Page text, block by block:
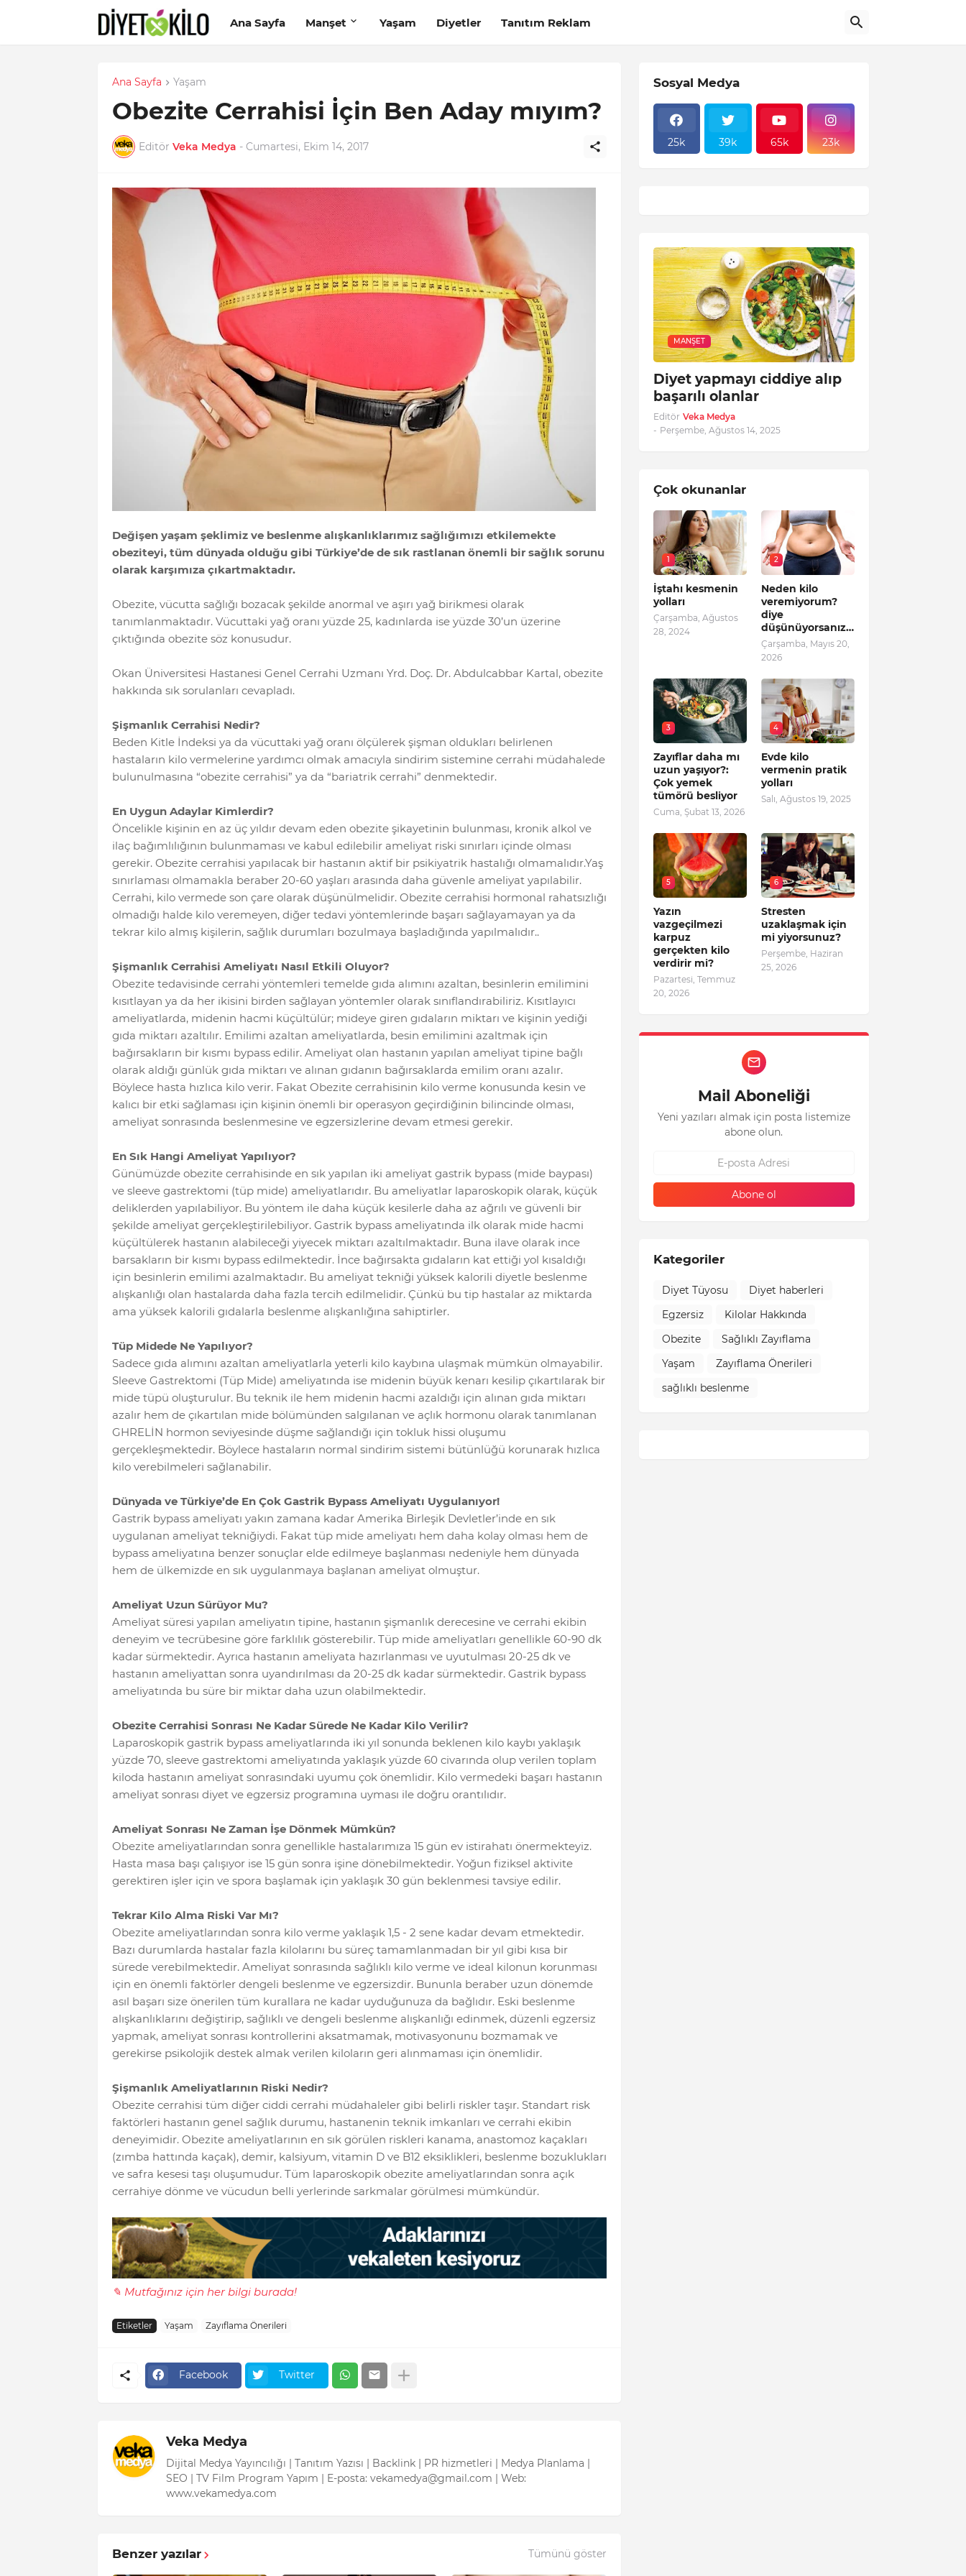
Ana Sayfa Manşet Yaşam Diyetler Tanıtım Reklam
Ana Sayfa Yaşam
Obezite Cerrahisi İçin Ben Aday mıyım?
Editör Veka Medya - Cumartesi, Ekim 14, 2017
Değişen yaşam şeklimiz ve beslenme alışkanlıklarımız sağlığımızı etkilemekte
obeziteyi, tüm dünyada olduğu gibi Türkiye’de de sık rastlanan önemli bir sağlık sorunu
olarak karşımıza çıkartmaktadır.
Obezite, vücutta sağlığı bozacak şekilde anormal ve aşırı yağ birikmesi olarak
tanımlanmaktadır. Vücuttaki yağ oranı yüzde 25, kadınlarda ise yüzde 30’un üzerine
çıktığında obezite söz konusudur.
Okan Üniversitesi Hastanesi Genel Cerrahi Uzmanı Yrd. Doç. Dr. Abdulcabbar Kartal, obezite
hakkında sık sorulanları cevapladı.
Şişmanlık Cerrahisi Nedir?
Beden Kitle İndeksi ya da vücuttaki yağ oranı ölçülerek şişman oldukları belirlenen
hastaların kilo vermelerine yardımcı olmak amacıyla sindirim sistemine cerrahi müdahalede
bulunulmasına “obezite cerrahisi” ya da “bariatrik cerrahi” denmektedir.
En Uygun Adaylar Kimlerdir?
Öncelikle kişinin en az üç yıldır devam eden obezite şikayetinin bulunması, kronik alkol ve
ilaç bağımlılığının bulunmaması ve kabul edilebilir ameliyat riski sınırları içinde olması
gerekir. Obezite cerrahisi yapılacak bir hastanın aktif bir psikiyatrik hastalığı olmamalıdır.Yaş
sınırlaması olmamakla beraber 20-60 yaşları arasında daha güvenle ameliyat yapılabilir.
Cerrahi, kilo vermede son çare olarak düşünülmelidir. Obezite cerrahisi hormonal rahatsızlığı
olmadığı halde kilo veremeyen, diğer tedavi yöntemlerinde başarı sağlayamayan ya da
tekrar kilo almış kişilerin, sağlık durumları bozulmaya başladığında yapılmalıdır..
Şişmanlık Cerrahisi Ameliyatı Nasıl Etkili Oluyor?
Obezite tedavisinde cerrahi yöntemleri temelde gıda alımını azaltan, besinlerin emilimini
kısıtlayan ya da her ikisini birden sağlayan yöntemler olarak sınıflandırabiliriz. Kısıtlayıcı
ameliyatlarda, midenin hacmi küçültülür; mideye giren gıdaların miktarı ve kişinin yediği
gıda miktarı azaltılır. Emilimi azaltan ameliyatlarda, besin emilimini azaltmak için
bağırsakların bir kısmı bypass edilir. Ameliyat olan hastanın yapılan ameliyat tipine bağlı
olarak aldığı günlük gıda miktarı ve alınan gıdanın bağırsaklarda emilim oranı azalır.
Böylece hasta hızlıca kilo verir. Fakat Obezite cerrahisinin kilo verme konusunda kesin ve
kalıcı bir etki sağlaması için kişinin önemli bir operasyon geçirdiğinin bilincinde olması,
ameliyat sonrasında beslenmesine ve egzersizlerine devam etmesi gerekir.
En Sık Hangi Ameliyat Yapılıyor?
Günümüzde obezite cerrahisinde en sık yapılan iki ameliyat gastrik bypass (mide baypası)
ve sleeve gastrektomi (tüp mide) ameliyatlarıdır. Bu ameliyatlar laparoskopik olarak, küçük
deliklerden yapılabiliyor. Bu yöntem ile daha küçük kesilerle daha az ağrılı ve güvenli bir
şekilde ameliyat gerçekleştirilebiliyor. Gastrik bypass ameliyatında ilk olarak mide hacmi
küçültülerek hastanın alabileceği yiyecek miktarı azaltılmaktadır. Buna ilave olarak ince
barsakların bir kısmı bypass edilmektedir. İnce bağırsakta gıdaların kat ettiği yol kısaldığı
için besinlerin emilimi azalmaktadır. Bu ameliyat tekniği yüksek kalorili diyetle beslenme
alışkanlığı olan hastalarda daha fazla tercih edilmelidir. Çünkü bu tip hastalar az miktarda
ama yüksek kalorili gıdalarla beslenme alışkanlığına sahiptirler.
Tüp Midede Ne Yapılıyor?
Sadece gıda alımını azaltan ameliyatlarla yeterli kilo kaybına ulaşmak mümkün olmayabilir.
Sleeve Gastrektomi (Tüp Mide) ameliyatında ise midenin büyük kenarı kesilip çıkartılarak bir
mide tüpü oluşturulur. Bu teknik ile hem midenin hacmi azaldığı için alınan gıda miktarı
azalır hem de çıkartılan mide bölümünden salgılanan ve açlık hormonu olarak tanımlanan
GHRELİN hormon seviyesinde düşme sağlandığı için tokluk hissi oluşumu
gerçekleşmektedir. Böylece hastaların normal sindirim sistemi bütünlüğü korunarak hızlıca
kilo verebilmeleri sağlanabilir.
Dünyada ve Türkiye’de En Çok Gastrik Bypass Ameliyatı Uygulanıyor!
Gastrik bypass ameliyatı yakın zamana kadar Amerika Birleşik Devletler’inde en sık
uygulanan ameliyat tekniğiydi. Fakat tüp mide ameliyatı hem daha kolay olması hem de
bypass ameliyatına benzer sonuçlar elde edilmeye başlanması nedeniyle hem dünyada
hem de ülkemizde en sık uygulanmaya başlanan ameliyat olmuştur.
Ameliyat Uzun Sürüyor Mu?
Ameliyat süresi yapılan ameliyatın tipine, hastanın şişmanlık derecesine ve cerrahi ekibin
deneyim ve tecrübesine göre farklılık gösterebilir. Tüp mide ameliyatları genellikle 60-90 dk
kadar sürmektedir. Ayrıca hastanın ameliyata hazırlanması ve uyutulması 20-25 dk ve
hastanın ameliyattan sonra uyandırılması da 20-25 dk kadar sürmektedir. Gastrik bypass
ameliyatında bu süre bir miktar daha uzun olabilmektedir.
Obezite Cerrahisi Sonrası Ne Kadar Sürede Ne Kadar Kilo Verilir?
Laparoskopik gastrik bypass ameliyatlarında iki yıl sonunda beklenen kilo kaybı yaklaşık
yüzde 70, sleeve gastrektomi ameliyatında yaklaşık yüzde 60 civarında olup verilen toplam
kiloda hastanın ameliyat sonrasındaki uyumu çok önemlidir. Kilo vermedeki başarı hastanın
ameliyat sonrası diyet ve egzersiz programına uyması ile doğru orantılıdır.
Ameliyat Sonrası Ne Zaman İşe Dönmek Mümkün?
Obezite ameliyatlarından sonra genellikle hastalarımıza 15 gün ev istirahatı önermekteyiz.
Hasta masa başı çalışıyor ise 15 gün sonra işine dönebilmektedir. Yoğun fiziksel aktivite
gerektiren işler için ve spora başlamak için yaklaşık 30 gün beklenmesi tavsiye edilir.
Tekrar Kilo Alma Riski Var Mı?
Obezite ameliyatlarından sonra kilo verme yaklaşık 1,5 - 2 sene kadar devam etmektedir.
Bazı durumlarda hastalar fazla kilolarını bu süreç tamamlanmadan bir yıl gibi kısa bir
sürede verebilmektedir. Ameliyat sonrasında sağlıklı kilo verme ve ideal kilonun korunması
için en önemli faktörler dengeli beslenme ve egzersizdir. Bununla beraber uzun dönemde
asıl başarı size önerilen tüm kurallara ne kadar uyduğunuza da bağlıdır. Eski beslenme
alışkanlıklarını değiştirip, sağlıklı ve dengeli beslenme alışkanlığı edinmek, düzenli egzersiz
yapmak, ameliyat sonrası kontrollerini aksatmamak, motivasyonunu bozmamak ve
gerekirse psikolojik destek almak verilen kiloların geri alınmaması için önemlidir.
Şişmanlık Ameliyatlarının Riski Nedir?
Obezite cerrahisi tüm diğer ciddi cerrahi müdahaleler gibi belirli riskler taşır. Standart risk
faktörleri hastanın genel sağlık durumu, hastanenin teknik imkanları ve cerrahi ekibin
deneyimidir. Obezite ameliyatlarının en sık görülen riskleri kanama, anastomoz kaçakları
(zımba hattında kaçak), demir, kalsiyum, vitamin D ve B12 eksiklikleri, beslenme bozuklukları
ve safra kesesi taşı oluşumudur. Tüm laparoskopik obezite ameliyatlarından sonra açık
cerrahiye dönme ve vücudun belli yerlerinde sarkmalar görülmesi mümkündür.
✎ Mutfağınız için her bilgi burada!
Etiketler Yaşam Zayıflama Önerileri
Facebook Twitter
Veka Medya
Dijital Medya Yayıncılığı | Tanıtım Yazısı | Backlink | PR hizmetleri | Medya Planlama |
SEO | TV Film Program Yapım | E-posta: vekamedya@gmail.com | Web:
www.vekamedya.com
Benzer yazılar Tümünü göster
Sosyal Medya
25k 39k 65k 23k
MANŞET
Diyet yapmayı ciddiye alıp
başarılı olanlar
Editör Veka Medya
- Perşembe, Ağustos 14, 2025
Çok okunanlar
1
İştahı kesmenin
yolları
Çarşamba, Ağustos
28, 2024
2
Neden kilo
veremiyorum?
diye
düşünüyorsanız…
Çarşamba, Mayıs 20,
2026
3
Zayıflar daha mı
uzun yaşıyor?:
Çok yemek
tümörü besliyor
Cuma, Şubat 13, 2026
4
Evde kilo
vermenin pratik
yolları
Salı, Ağustos 19, 2025
5
Yazın
vazgeçilmezi
karpuz
gerçekten kilo
verdirir mi?
Pazartesi, Temmuz
20, 2026
6
Stresten
uzaklaşmak için
mi yiyorsunuz?
Perşembe, Haziran
25, 2026
Mail Aboneliği
Yeni yazıları almak için posta listemize
abone olun.
Kategoriler
Diyet Tüyosu
Diyet haberleri
Egzersiz
Kilolar Hakkında
Obezite
Sağlıklı Zayıflama
Yaşam
Zayıflama Önerileri
sağlıklı beslenme